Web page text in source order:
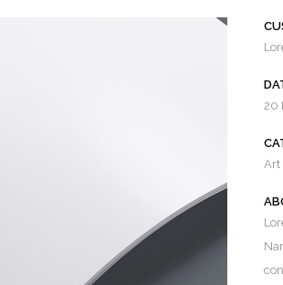
20
Art